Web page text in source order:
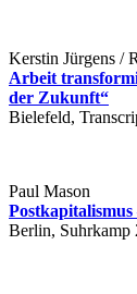
Kerstin Jürgens /
Arbeit
der Zukunft“
Bielefeld,
Paul Mason
Berlin, Suhrkamp